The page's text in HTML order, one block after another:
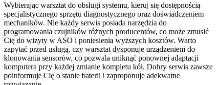
Wybierając warsztat do obsługi systemu, kieruj się dostępnością
specjalistycznego sprzętu diagnostycznego oraz doświadczeniem
mechaników. Nie każdy serwis posiada narzędzia do
programowania czujników różnych producentów, co może zmusić
Cię do wizyty w ASO i poniesienia wyższych kosztów. Warto
zapytać przed usługą, czy warsztat dysponuje urządzeniem do
klonowania sensorów, co pozwala uniknąć ponownej adaptacji
komputera przy każdej zmianie kompletu kół. Dobry serwis zawsze
poinformuje Cię o stanie baterii i zaproponuje adekwatne